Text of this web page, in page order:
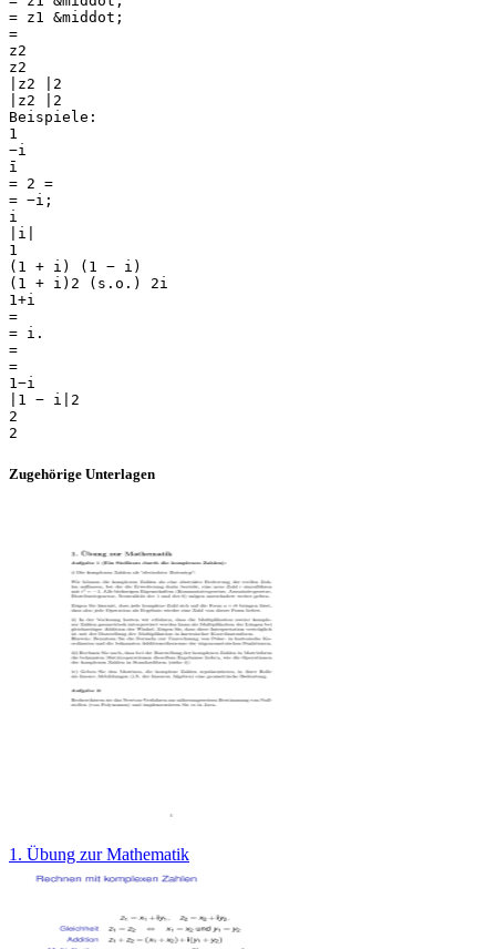
= z1 &middot;
=
z2
z2
|z2 |2
|z2 |2
Beispiele:
1
−i
ī
= 2 =
= −i;
i
|i|
1
(1 + i) (1 − i)
(1 + i)2 (s.o.) 2i
1+i
=
= i.
=
=
1−i
|1 − i|2
2
Zugehörige Unterlagen
1. Übung zur Mathematik